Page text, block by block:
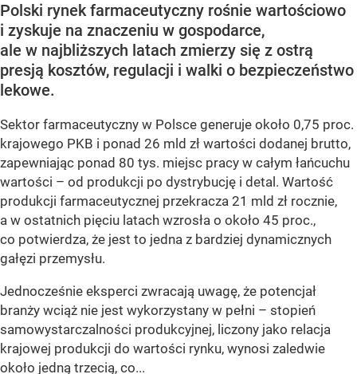
Polski rynek farmaceutyczny rośnie wartościowo
i zyskuje na znaczeniu w gospodarce,
ale w najbliższych latach zmierzy się z ostrą
presją kosztów, regulacji i walki o bezpieczeństwo
lekowe.
Sektor farmaceutyczny w Polsce generuje około 0,75 proc.
krajowego PKB i ponad 26 mld zł wartości dodanej brutto,
zapewniając ponad 80 tys. miejsc pracy w całym łańcuchu
wartości – od produkcji po dystrybucję i detal. Wartość
produkcji farmaceutycznej przekracza 21 mld zł rocznie,
a w ostatnich pięciu latach wzrosła o około 45 proc.,
co potwierdza, że jest to jedna z bardziej dynamicznych
gałęzi przemysłu.
Jednocześnie eksperci zwracają uwagę, że potencjał
branży wciąż nie jest wykorzystany w pełni – stopień
samowystarczalności produkcyjnej, liczony jako relacja
krajowej produkcji do wartości rynku, wynosi zaledwie
około jedną trzecią, co...